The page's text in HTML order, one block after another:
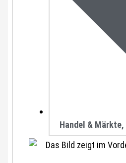
Handel & Märkte,